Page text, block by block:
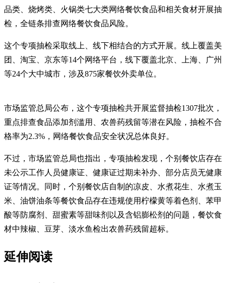
品类、烧烤类、火锅类七大类网络餐饮食品和相关食材开展抽
检，全链条排查网络餐饮食品风险。
这个专项抽检采取线上、线下相结合的方式开展。线上覆盖美
团、淘宝、京东等14个网络平台，线下覆盖北京、上海、广州
等24个大中城市，涉及875家餐饮外卖单位。
市场监管总局公布，这个专项抽检共开展监督抽检1307批次，
重点排查食品添加剂滥用、农兽药残留等潜在风险，抽检不合
格率为2.3%，网络餐饮食品安全状况总体良好。
不过，市场监管总局也指出，专项抽检发现，个别餐饮店存在
未公示工作人员健康证、健康证过期未补办、部分店员无健康
证等情况。同时，个别餐饮店自制的凉皮、水煮花生、水煮玉
米、油饼油条等餐饮食品存在违规使用柠檬黄等着色剂、苯甲
酸等防腐剂、甜蜜素等甜味剂以及含铝膨松剂的问题，餐饮食
材中辣椒、豆芽、淡水鱼检出农兽药残留超标。
延伸阅读